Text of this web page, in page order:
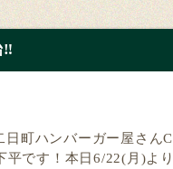
‼️
町ハンバーガー屋さんC
平です！本日6/22(月)より